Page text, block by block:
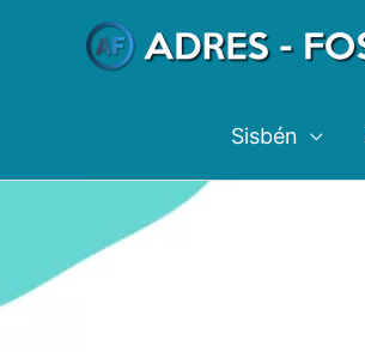
Sisbén